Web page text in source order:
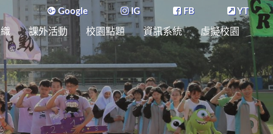
課外活動 校園點題 資訊系統 虛擬校園
Google IG FB YT